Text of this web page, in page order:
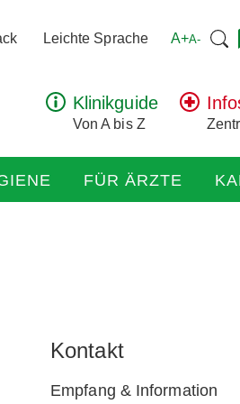
Leichte Sprache A+A-
Klinikguide
Von A bis Z
FÜR ÄRZTE
Kontakt
Empfang & Information